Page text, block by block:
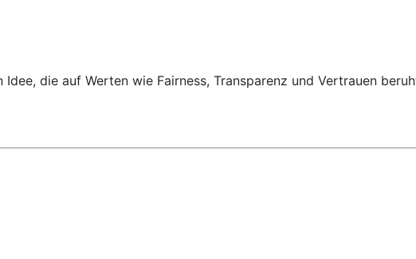
die auf Werten wie Fairness, Transparenz und Vertrauen